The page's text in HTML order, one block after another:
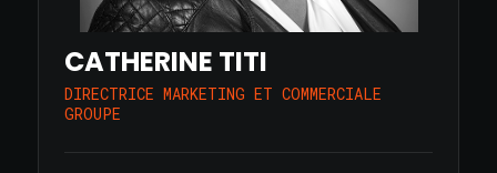
CATHERINE TITI
DIRECTRICE MARKETING ET COMMERCIALE
GROUPE